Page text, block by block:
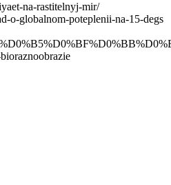
na-rastitelnyj-mir/
o-globalnom-poteplenii-na-15-degs